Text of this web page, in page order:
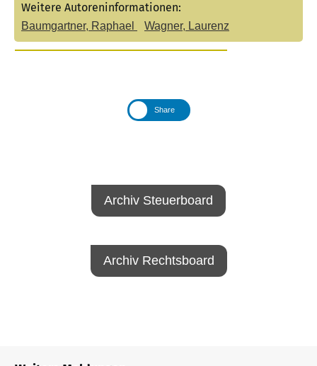
Weitere Autoreninformationen:
Baumgartner, Raphael Wagner, Laurenz
Share
Archiv Steuerboard
Archiv Rechtsboard